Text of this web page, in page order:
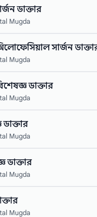
ডাক্তার
Mugda
সার্জন
Mugda
ডাক্তার
Mugda
Mugda
ডাক্তার
Mugda
Mugda